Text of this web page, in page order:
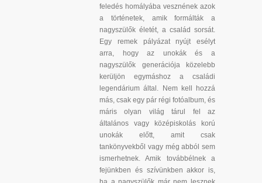
feledés homályába vesznének azok
a történetek, amik formálták a
nagyszülők életét, a család sorsát.
Egy remek pályázat nyújt esélyt
arra, hogy az unokák és a
nagyszülők generációja közelebb
kerüljön egymáshoz a családi
legendárium által. Nem kell hozzá
más, csak egy pár régi fotóalbum, és
máris olyan világ tárul fel az
általános vagy középiskolás korú
unokák előtt, amit csak
tankönyvekből vagy még abból sem
ismerhetnek. Amik továbbélnek a
fejünkben és szívünkben akkor is,